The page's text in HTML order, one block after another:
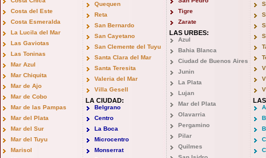
Costa del Este
Costa Esmeralda
La Lucila del Mar
Las Gaviotas
Las Toninas
Mar Azul
Mar Chiquita
Mar de Ajo
Mar de Cobo
Mar de las Pampas
Mar del Plata
Mar del Sur
Mar del Tuyu
Marisol
Quequen
Reta
San Bernardo
San Cayetano
San Clemente del Tuyu
Santa Clara del Mar
Santa Teresita
Valeria del Mar
Villa Gesell
LA CIUDAD:
Belgrano
Centro
La Boca
Microcentro
Monserrat
Tigre
Zarate
LAS URBES:
Azul
Bahia Blanca
Ciudad de Buenos Aires
Junin
La Plata
Lujan
Mar del Plata
Olavarria
Pergamino
Pilar
Quilmes